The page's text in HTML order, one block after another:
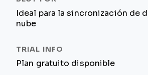
Ideal para la sincronización de
nube
Plan gratuito disponible